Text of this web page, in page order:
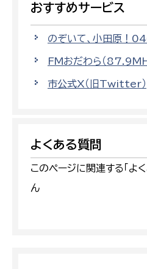
おすすめサービス
のぞいて、小田原！
FMおだわら（
市公式X（旧Twitter）
よくある質問
このページに関連する「よ
ん